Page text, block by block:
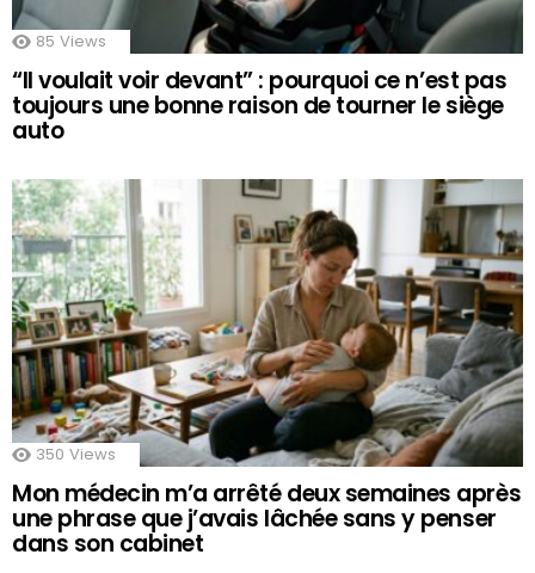
85 Views
“Il voulait voir devant” : pourquoi ce n’est pas
toujours une bonne raison de tourner le siège
auto
350 Views
Mon médecin m’a arrêté deux semaines après
une phrase que j’avais lâchée sans y penser
dans son cabinet